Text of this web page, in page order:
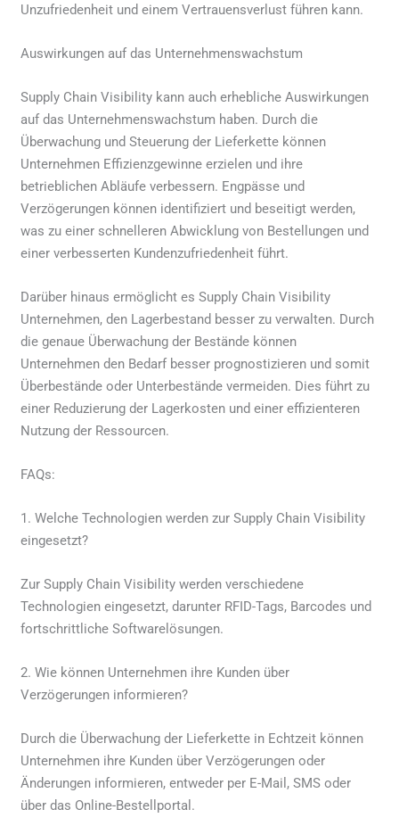
Unzufriedenheit und einem Vertrauensverlust führen kann.
Auswirkungen auf das Unternehmenswachstum
Supply Chain Visibility kann auch erhebliche Auswirkungen
auf das Unternehmenswachstum haben. Durch die
Überwachung und Steuerung der Lieferkette können
Unternehmen Effizienzgewinne erzielen und ihre
betrieblichen Abläufe verbessern. Engpässe und
Verzögerungen können identifiziert und beseitigt werden,
was zu einer schnelleren Abwicklung von Bestellungen und
einer verbesserten Kundenzufriedenheit führt.
Darüber hinaus ermöglicht es Supply Chain Visibility
Unternehmen, den Lagerbestand besser zu verwalten. Durch
die genaue Überwachung der Bestände können
Unternehmen den Bedarf besser prognostizieren und somit
Überbestände oder Unterbestände vermeiden. Dies führt zu
einer Reduzierung der Lagerkosten und einer effizienteren
Nutzung der Ressourcen.
FAQs:
1. Welche Technologien werden zur Supply Chain Visibility
eingesetzt?
Zur Supply Chain Visibility werden verschiedene
Technologien eingesetzt, darunter RFID-Tags, Barcodes und
fortschrittliche Softwarelösungen.
2. Wie können Unternehmen ihre Kunden über
Verzögerungen informieren?
Durch die Überwachung der Lieferkette in Echtzeit können
Unternehmen ihre Kunden über Verzögerungen oder
Änderungen informieren, entweder per E-Mail, SMS oder
über das Online-Bestellportal.